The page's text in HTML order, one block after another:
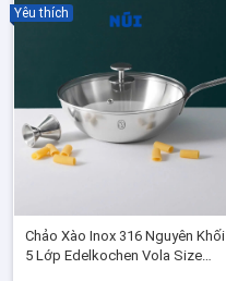
Chảo Xào Inox 316 Nguyên Khối
5 Lớp Edelkochen Vola Size
Yêu thích